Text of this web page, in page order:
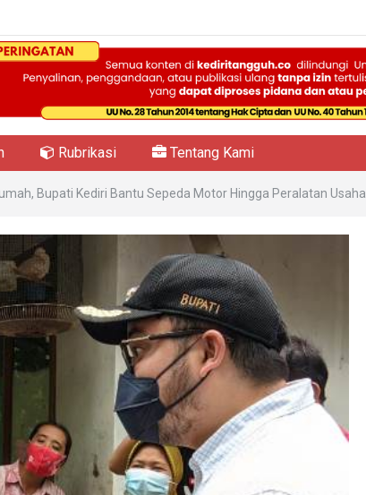
Rubrikasi Tentang Kami
Bupati Kediri Bantu Sepeda Motor Hingga Peralatan Usaha